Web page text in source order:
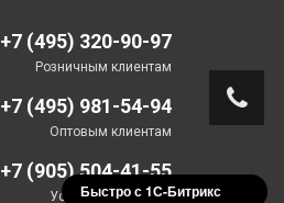
+7 (495) 320-90-97
Розничным клиентам
+7 (495) 981-54-94
Оптовым клиентам
+7 (905) 504-41-55
Установка/Монтаж
Быстро с 1С-Битрикс